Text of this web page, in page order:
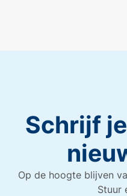
Schrijf
Op de hoogte blijven
Stuur